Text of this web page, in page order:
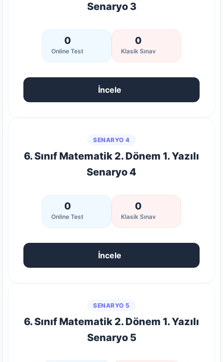
Senaryo 3
0
Online Test
0
Klasik Sınav
İncele
SENARYO 4
6. Sınıf Matematik 2. Dönem 1. Yazılı
Senaryo 4
0
Online Test
0
Klasik Sınav
İncele
SENARYO 5
6. Sınıf Matematik 2. Dönem 1. Yazılı
Senaryo 5